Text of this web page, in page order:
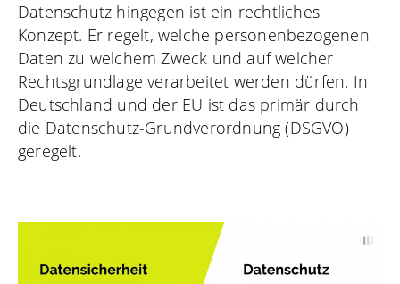
Datenschutz hingegen ist ein rechtliches
Konzept. Er regelt, welche personenbezogenen
Daten zu welchem Zweck und auf welcher
Rechtsgrundlage verarbeitet werden dürfen. In
Deutschland und der EU ist das primär durch
die Datenschutz-Grundverordnung (DSGVO)
geregelt.